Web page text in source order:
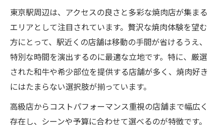
東京駅周辺は、アクセスの良さと多彩な焼肉店が集まる
エリアとして注目されています。贅沢な焼肉体験を望む
方にとって、駅近くの店舗は移動の手間が省けるうえ、
特別な時間を演出するのに最適な立地です。特に、厳選
された和牛や希少部位を提供する店舗が多く、焼肉好き
にはたまらない選択肢が揃っています。
高級店からコストパフォーマンス重視の店舗まで幅広く
存在し、シーンや予算に合わせて選べるのが特徴です。